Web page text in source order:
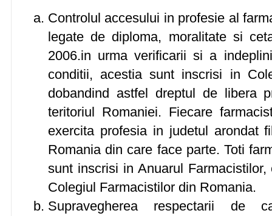
Controlul accesului in profesie al
legate de diploma, moralitate si
2006.in urma verificarii si a
conditii, acestia sunt inscrisi in
dobandind astfel dreptul de libera
teritoriul Romaniei. Fiecare
exercita profesia in judetul arondat
Romania din care face parte. Toti
sunt inscrisi in Anuarul
Colegiul Farmacistilor din Romania.
Supravegherea respectarii de